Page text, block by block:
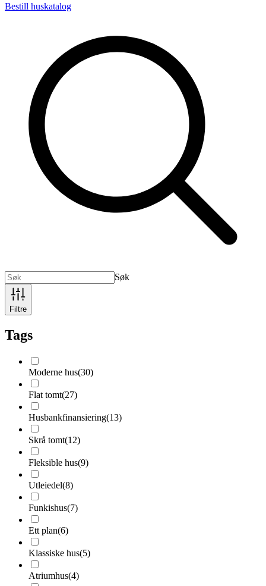
Bestill huskatalog
Søk
Filtre
Tags
Moderne hus(30)
Flat tomt(27)
Husbankfinansiering(13)
Skrå tomt(12)
Fleksible hus(9)
Utleiedel(8)
Funkishus(7)
Ett plan(6)
Klassiske hus(5)
Atriumhus(4)